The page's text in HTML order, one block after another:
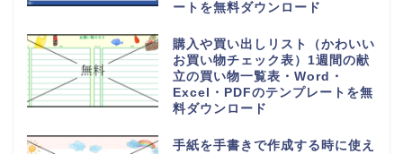
ートを無料ダウンロード
購入や買い出しリスト（かわいい
お買い物チェック表）1週間の献
立の買い物一覧表・Word・
Excel・PDFのテンプレートを無
料ダウンロード
手紙を手書きで作成する時に使え